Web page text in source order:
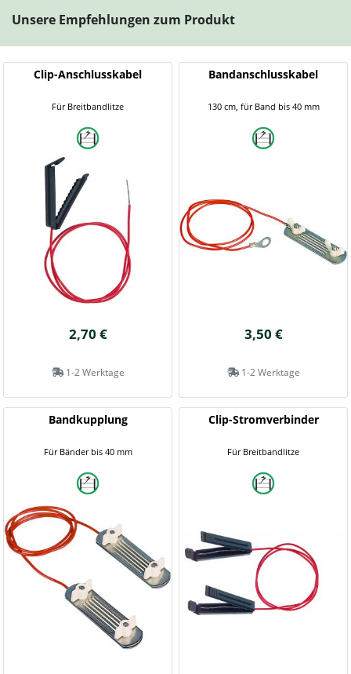
Unsere Empfehlungen zum Produkt
Clip-Anschlusskabel
Für Breitbandlitze
2,70 €
1-2 Werktage
Bandanschlusskabel
130 cm, für Band bis 40 mm
3,50 €
1-2 Werktage
Bandkupplung
Für Bänder bis 40 mm
Clip-Stromverbinder
Für Breitbandlitze